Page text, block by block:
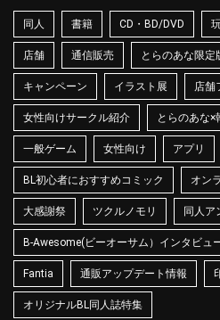
同人 書籍 CD・BD/DVD
店舗 通信販売 とらのあな限定
キャンペーン イラスト展 店舗
女性向けサークル紹介 とらのあな×
一般ゲーム 女性向け アプリ
BL初心者におすすめコミック オン
大感謝祭 ツクルノモリ 同人ア
B-Awesome(ビーオーサム）インタビュ
Fantia 通販アップデート情報
オリジナルBL同人誌特集